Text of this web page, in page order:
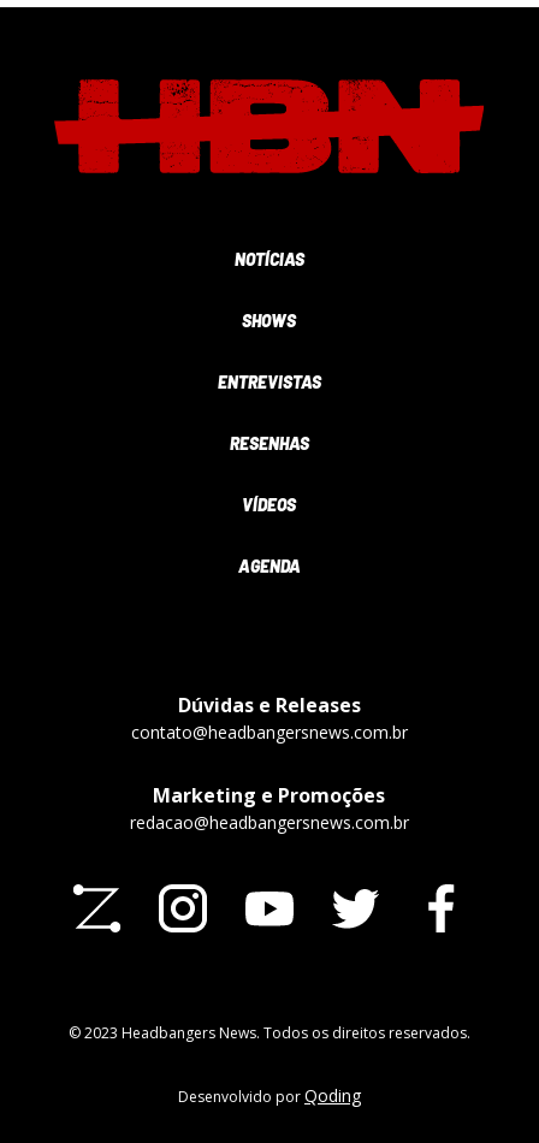
NOTÍCIAS
SHOWS
ENTREVISTAS
RESENHAS
VÍDEOS
AGENDA
Dúvidas e Releases
contato@headbangersnews.com.br
Marketing e Promoções
redacao@headbangersnews.com.br
© 2023 Headbangers News. Todos os direitos reservados.
Desenvolvido porQoding